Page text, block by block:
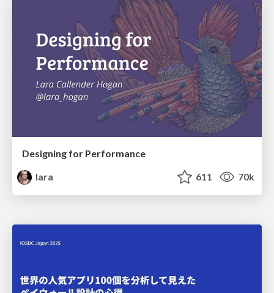
Designing for Performance
lara
611 70k